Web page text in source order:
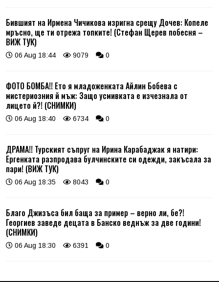
Бившият на Ирмена Чичикова изригна срещу Дочев: Копеле
мръсно, ще ти отрежа топките! (Стефан Щерев побесня –
ВИЖ ТУК)
06 Aug 18:44 9079 0
ФОТО БОМБА!! Ето я младоженката Айлин Бобева с
мистериозния й мъж: Защо усмивката е изчезнала от
лицето й?! (СНИМКИ)
06 Aug 18:40 6734 0
ДРАМА!! Турският съпруг на Ирина Карабаджак я натири:
Ергенката разпродава булчинските си одежди, закъсала за
пари! (ВИЖ ТУК)
06 Aug 18:35 8043 0
Благо Джизъса бил баща за пример – верно ли, бе?!
Георгиев заведе децата в Банско веднъж за две години!
(СНИМКИ)
06 Aug 18:30 6391 0